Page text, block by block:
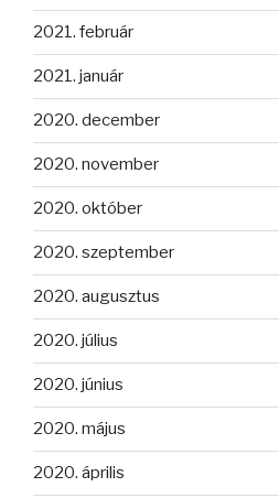
2021. február
2021. január
2020. december
2020. november
2020. október
2020. szeptember
2020. augusztus
2020. július
2020. június
2020. május
2020. április